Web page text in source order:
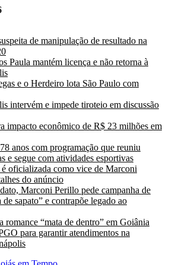
de manipulação de resultado na
Paula mantém licença e não retorna à
e o Herdeiro lota São Paulo com
intervém e impede tiroteio em discussão
impacto econômico de R$ 23 milhões em
anos com programação que reuniu
e segue com atividades esportivas
oficializada como vice de Marconi
do anúncio
Marconi Perillo pede campanha de
de sapato” e contrapõe legado ao
“mata de dentro” em Goiânia
para garantir atendimentos na